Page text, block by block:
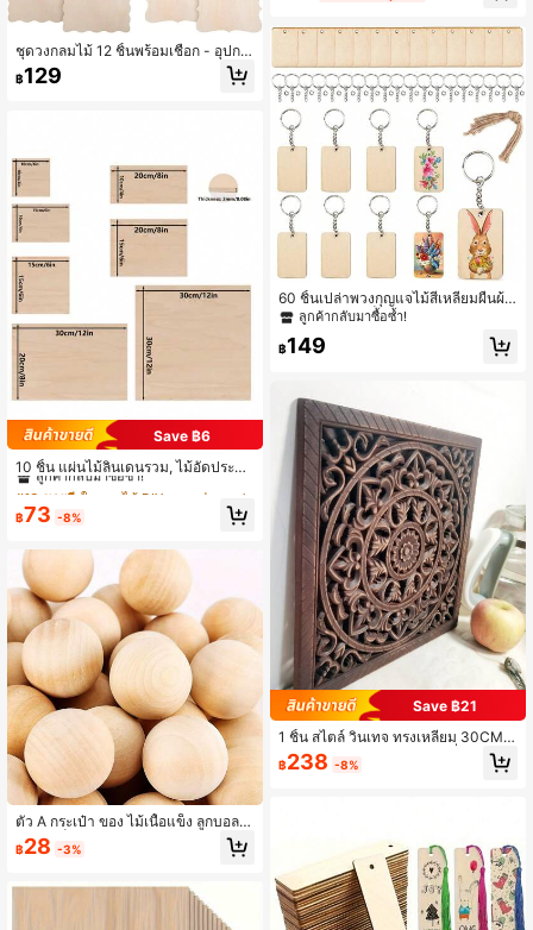
ชุดวงกลมไม้ 12 ชิ้นพร้อมเชือก - อุปกร
ณ์งานฝีมือสร้างสรรค์ DIY, แผ่นไม้เปล่า
- ของตกแต่งไม้และชุดโมเดล - ตัดด้ว
฿129
Save ฿6
10 ชิ้น แผ่นไม้ลินเดนรวม, ไม้อัดประดิษ
ฐ์, เหมาะสำหรับตกแต่ง DIY และแกะส
ลักโมเดล, สามารถใช้สำหรับการตัดด้ว
ยเลเซอร์, โมเดลสถาปัตยกรรม, การวา
#10 ขายดี
ลูกค้ากลับมาซื้อซ้ำ!
#10 ขายดี
ลูกค้ากลับมาซื้อซ้ำ!
#10 ขายดี
ลูกค้ากลับมาซื้อซ้ำ!
#10 ขายดี
ใน งานไม้ DIY และอุปกรณ์ตกแต่ง งานไม้ DIY และอุปกร
ลูกค้ากลับมาซื้อซ้ำ!
฿73 -8%
ตัว A กระเป๋า ของ ไม้เนื้อแข็ง ลูกบอล ,
ยังไม่เสร็จ กลม ไม้ ลูกบอล กระเป๋า , โด
ยใช้ ไม้ธรรมชาติ , เล็ก ลูกบอล , สำหรับ
ตัว A ความหลากหลายของ ไม้บรรทัด
฿28 -3%
60 ชิ้นเปล่าพวงกุญแจไม้สี่เหลี่ยมผืนผ้า
ไม้พวงกุญแจแท็ก, เหมาะสำหรับส่วนบุ
รับงานฝีมือที่สำคัญ; แผ่นไม้ 60 แผ่น +
ลูกค้ากลับมาซื้อซ้ำ!
฿149
Save ฿21
1 ชิ้น สไตล์ วินเทจ ทรงเหลี่ยม 30CM ล
วดลาย เรขาคณิต ตกแต่ง เครื่องประดั
บแขวนผนัง , บ้าน ตกแต่งผนัง , สร้างส
฿238 -8%